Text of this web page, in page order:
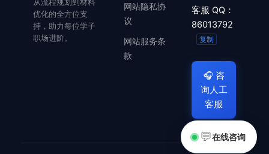
从流程规划到材料
优化的全方位支
持，助力每位学子
职场进阶。
网站隐私协
议
网站服务条
款
客服 QQ：
86013792
复制
🎧 咨
询人工
客服
💬在线咨询